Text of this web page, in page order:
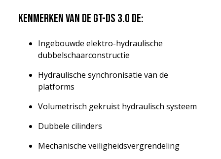
Kenmerken van de GT-DS 3.0 DE:
Ingebouwde elektro-hydraulische
dubbelschaarconstructie
Hydraulische synchronisatie van de
platforms
Volumetrisch gekruist hydraulisch systeem
Dubbele cilinders
Mechanische veiligheidsvergrendeling